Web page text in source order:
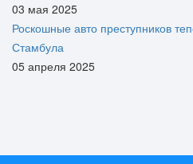
03 мая 2025
Роскошные авто преступников
Стамбула
05 апреля 2025